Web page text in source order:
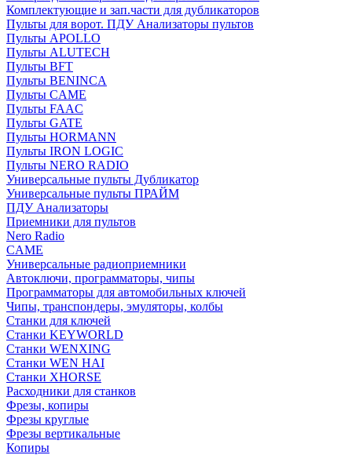
Комплектующие и зап.части для дубликаторов
Пульты для ворот. ПДУ Анализаторы пультов
Пульты APOLLO
Пульты ALUTECH
Пульты BFT
Пульты BENINCA
Пульты CAME
Пульты FAAC
Пульты GATE
Пульты HORMANN
Пульты IRON LOGIC
Пульты NERO RADIO
Универсальные пульты Дубликатор
Универсальные пульты ПРАЙМ
ПДУ Анализаторы
Приемники для пультов
Nero Radio
CAME
Универсальные радиоприемники
Автоключи, программаторы, чипы
Программаторы для автомобильных ключей
Чипы, транспондеры, эмуляторы, колбы
Станки для ключей
Станки KEYWORLD
Станки WENXING
Станки WEN HAI
Станки XHORSE
Расходники для станков
Фрезы, копиры
Фрезы круглые
Фрезы вертикальные
Копиры